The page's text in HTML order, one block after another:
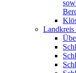
Landkreis